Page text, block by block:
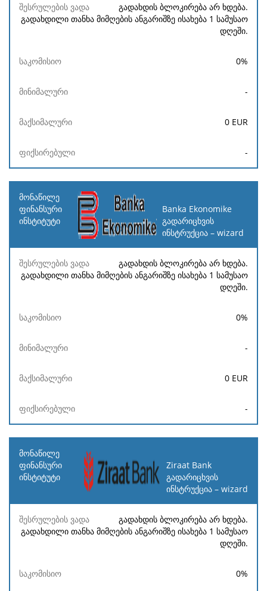
გადახდის ბლოკირება არ ხდება.
გადახდილი თანხა მიმღების ანგარიშზე ისახება 1 სამუსაო
დღეში.
0%
-
0 EUR
-
Banka Ekonomike
გადარიცხვის
ინსტრუქცია – wizard
გადახდის ბლოკირება არ ხდება.
გადახდილი თანხა მიმღების ანგარიშზე ისახება 1 სამუსაო
დღეში.
0%
-
0 EUR
-
Ziraat Bank
გადარიცხვის
ინსტრუქცია – wizard
გადახდის ბლოკირება არ ხდება.
გადახდილი თანხა მიმღების ანგარიშზე ისახება 1 სამუსაო
დღეში.
0%